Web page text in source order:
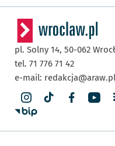
pl. Solny 14, 50-062
tel. 71 776 71 42
e-mail: redakcja@araw.pl